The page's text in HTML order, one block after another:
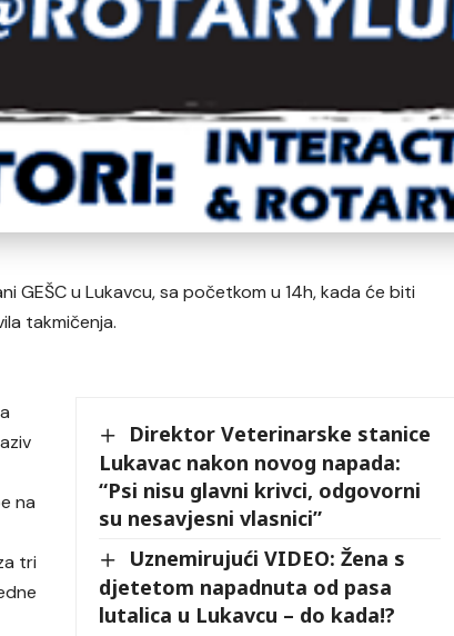
GEŠC u Lukavcu, sa početkom u 14h, kada će biti
takmičenja.
Direktor Veterinarske stanice
Lukavac nakon novog napada:
“Psi nisu glavni krivci, odgovorni
su nesavjesni vlasnici”
Uznemirujući VIDEO: Žena s
djetetom napadnuta od pasa
lutalica u Lukavcu – do kada!?
na
tri